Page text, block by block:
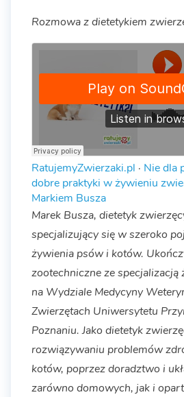
Rozmowa z dietetykiem
RatujemyZwierzaki.pl · Nie dla
dobre praktyki w żywieniu
Markiem Busza
Marek Busza, dietetyk
specjalizujący się w szeroko
żywienia psów i kotów.
zootechniczne ze specjalizacją
na Wydziale Medycyny
Zwierzętach Uniwersytetu
Poznaniu. Jako dietetyk
rozwiązywaniu problemów
kotów, poprzez doradztwo i
zarówno domowych, jak i